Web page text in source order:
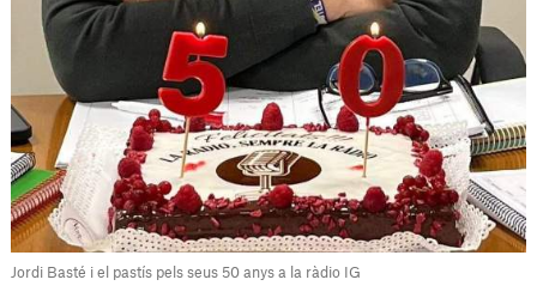
Jordi Basté i el pastís pels seus 50 anys a la ràdio IG